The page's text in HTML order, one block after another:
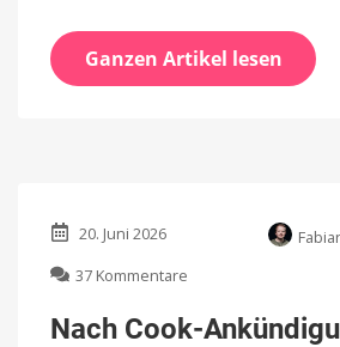
Ganzen Artikel lesen
20. Juni 2026
37 Kommentare
Cook-
Nach Cook-